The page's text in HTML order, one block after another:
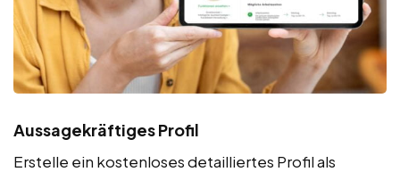
Aussagekräftiges Profil
Erstelle ein kostenloses detailliertes Profil als